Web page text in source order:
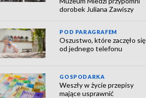
dorobek Juliana Zawiszy
POD PARAGRAFEM
Oszustwo, które zaczęło się
od jednego telefonu
GOSPODARKA
Weszły w życie przepisy
mające usprawnić